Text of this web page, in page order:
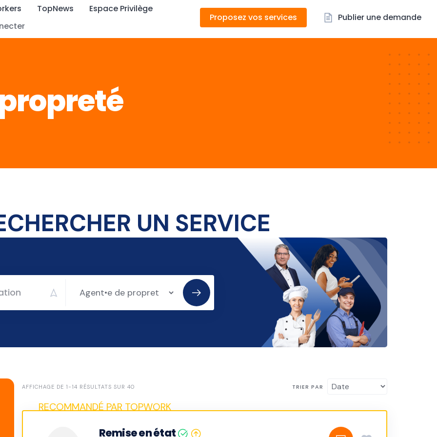
TopNews
Espace Privilège
Proposez vos services Publier une demande
AFFICHAGE DE 1-14 RÉSULTATS SUR 40 TRIER PAR
Remise en état